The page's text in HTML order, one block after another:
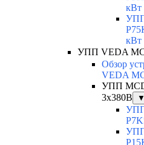
кВт
кВт
УПП VEDA
Обзор
VEDA
УПП
3х380В
▼